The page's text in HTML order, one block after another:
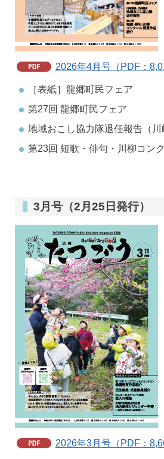
2026年4月号（PDF：
［表紙］龍郷町民フェア
第27回 龍郷町民フェア
地域おこし協力隊退任報告（川
第23回 短歌・俳句・川柳コン
3月号（2月25日発行）
2026年3月号（PDF：